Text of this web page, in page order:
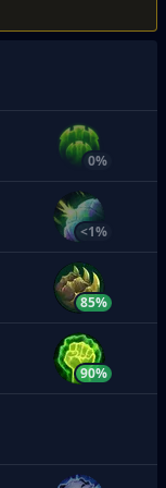
0%
<1%
85%
90%